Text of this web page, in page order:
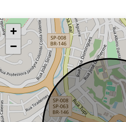
refinado.
📍 Localização Premium
na região mais
cidade, o Euroville II
perfeito: a tranquilidade
conveniência urbana.
Vizinhança: Ao lado do
+
−